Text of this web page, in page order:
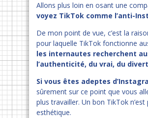
Allons plus loin en osant une
voyez TikTok comme l’anti-
De mon point de vue, c’est la
pour laquelle TikTok fonctionne
les internautes recherchent
l’authenticité, du vrai, du
Si vous êtes adeptes
sûrement sur ce point que vous
plus travailler. Un bon TikTok n’est
esthétique.